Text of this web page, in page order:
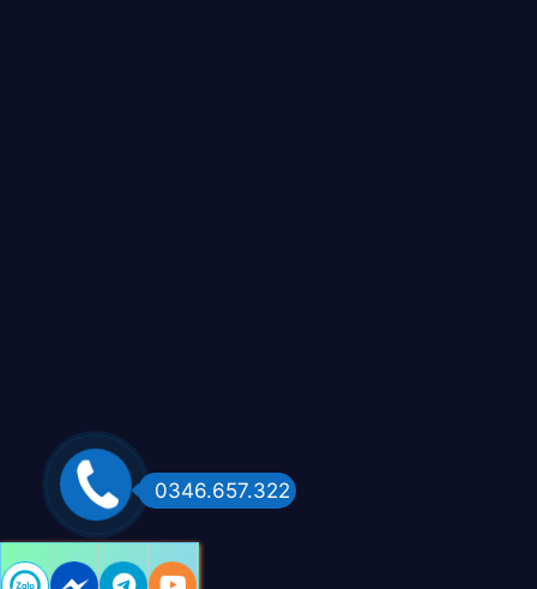
0346.657.322